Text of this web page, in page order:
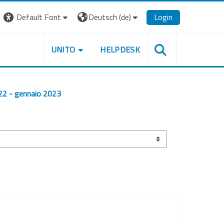
Default Font Deutsch ‎(de)‎ Login
UNITO HELPDESK
- gennaio 2023